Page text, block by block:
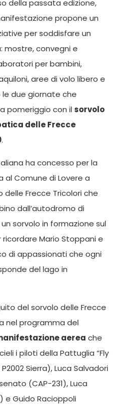
della passata edizione,
propone un
per soddisfare un
convegni e
per bambini,
aree di volo libero e
due giornate che
pomeriggio con ilsorvolo
delle Frecce
.
ha concesso per la
Comune di Lovere a
Frecce Tricolori che
dall’autodromo di
sorvolo in formazione sul
Mario Stoppani e
di appassionati che ogni
del lago in
del sorvolo delle Frecce
nel programma del
aerea che
i piloti della Pattuglia “Fly
Sierra), Luca Salvadori
(CAP-231), Luca
e Guido Racioppoli